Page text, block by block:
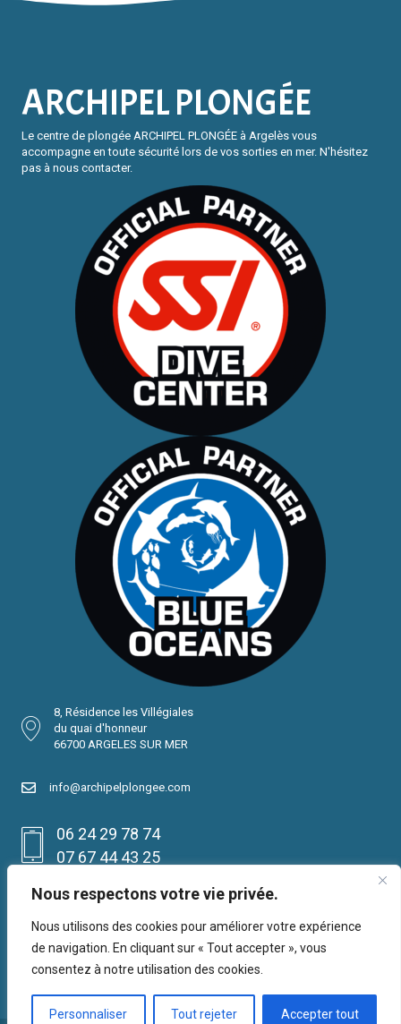
Nous respectons votre vie privée.
Nous utilisons des cookies pour améliorer votre expérience
de navigation. En cliquant sur « Tout accepter », vous
consentez à notre utilisation des cookies.
Personnaliser Tout rejeter Accepter tout
ARCHIPEL PLONGÉE
Le centre de plongée ARCHIPEL PLONGÉE à Argelès vous
accompagne en toute sécurité lors de vos sorties en mer. N'hésitez
pas à nous contacter.
8, Résidence les Villégiales
du quai d'honneur
66700 ARGELES SUR MER
info@archipelplongee.com
06 24 29 78 74
07 67 44 43 25
Réservation